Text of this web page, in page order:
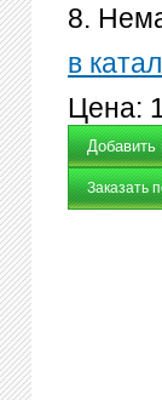
8.
в
Цена:
Заказать